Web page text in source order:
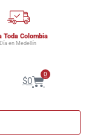
Toda Colombia
en Medellín
$0
0